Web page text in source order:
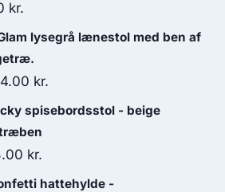
kr.
lysegrå lænestol med ben af
kr.
spisebordsstol - beige
kr.
hattehylde -